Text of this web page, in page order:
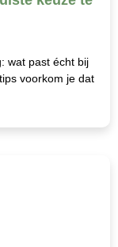
wat past écht bij
voorkom je dat